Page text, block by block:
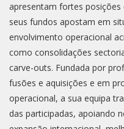
apresentam fortes posições
seus fundos apostam em
envolvimento operacional
como consolidações
carve-outs. Fundada por
fusões e aquisições e em
operacional, a sua equipa
das participadas, apoiando